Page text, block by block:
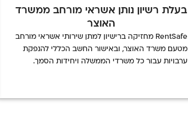
בעלת רשיון נותן אשראי מורחב ממשרד
האוצר
RentSafe מחזיקה ברישיון למתן שירותי אשראי מורחב
מטעם משרד האוצר, ובאישור החשב הכללי להנפקת
ערבויות עבור כל משרדי הממשלה ויחידות הסמך.